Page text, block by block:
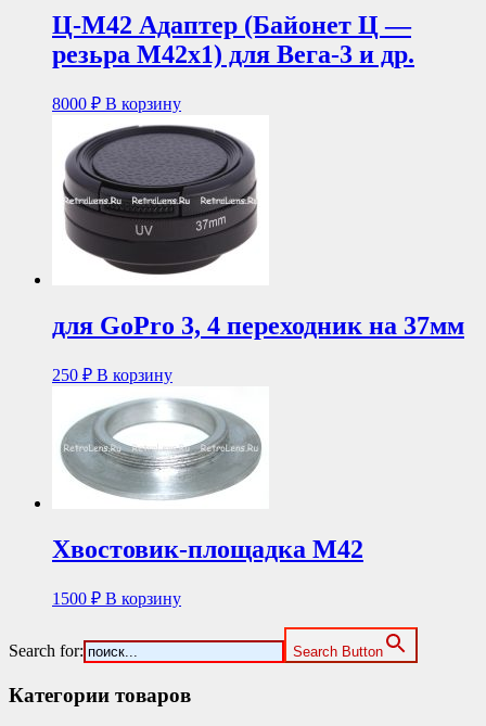
Ц-М42 Адаптер (Байонет Ц —
резьра М42х1) для Вега-3 и др.
8000 ₽ В корзину
для GoPro 3, 4 переходник на 37мм
250 ₽ В корзину
Хвостовик-площадка М42
1500 ₽ В корзину
Search for: Search Button
Категории товаров